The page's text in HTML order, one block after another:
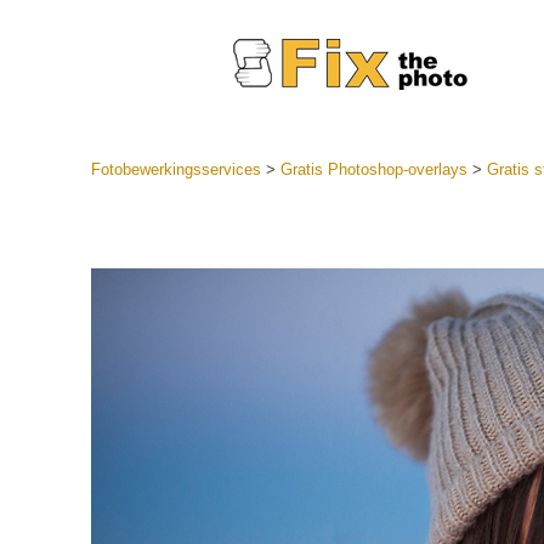
Mobiele
Fotobewerkingsservices > Gratis Photoshop-overlays > Gratis